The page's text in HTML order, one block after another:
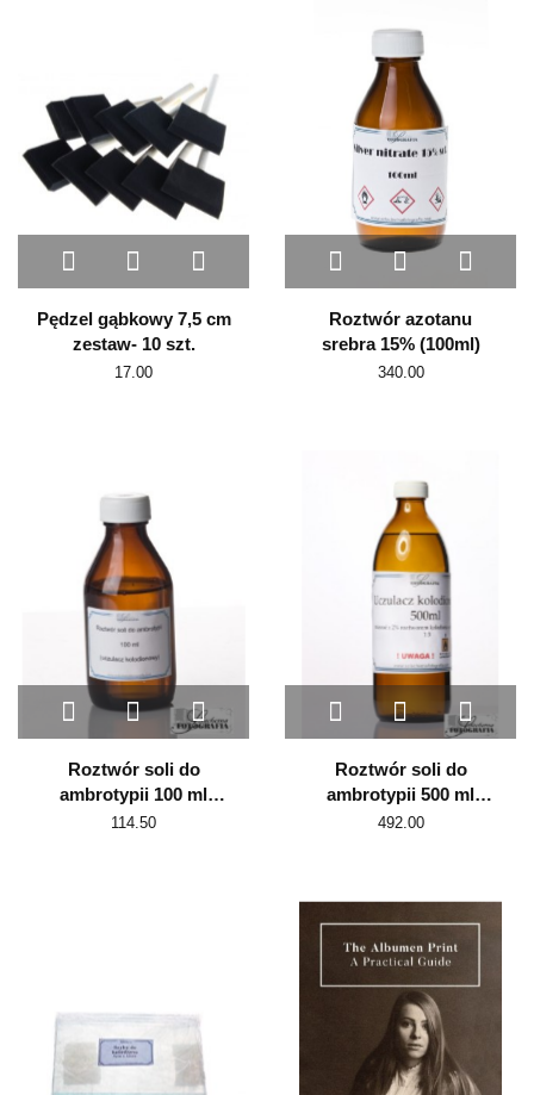
Pędzel gąbkowy 7,5 cm
zestaw- 10 szt.
17.00
Roztwór azotanu
srebra 15% (100ml)
340.00
Roztwór soli do
ambrotypii 100 ml
(uczulacz
114.50
Roztwór soli do
ambrotypii 500 ml
(uczulacz
492.00